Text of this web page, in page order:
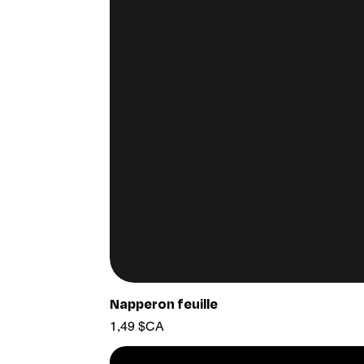
Napperon feuille
Prix
1,49 $CA